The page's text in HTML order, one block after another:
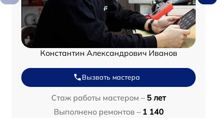
Константин Александрович Иванов
Вызвать мастера
Стаж работы мастером – 5 лет
Выполнено ремонтов – 1 140